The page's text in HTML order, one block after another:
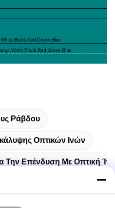
Ράβδου
Οπτικών Ινών
Την Επένδυση Με Οπτική Ίνα